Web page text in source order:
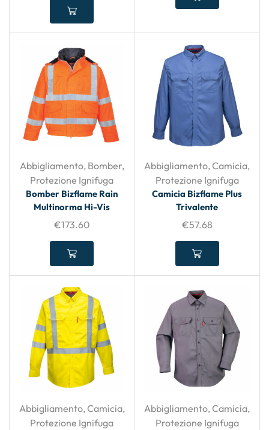
Abbigliamento, Bomber,
Protezione Ignifuga
Bomber Bizflame Rain
Multinorma Hi-Vis
€173.60
Abbigliamento,Camicia,
Protezione Ignifuga
Camicia Bizflame Plus
Trivalente
€57.68
Abbigliamento,Camicia,
Protezione Ignifuga
Abbigliamento,Camicia,
Protezione Ignifuga